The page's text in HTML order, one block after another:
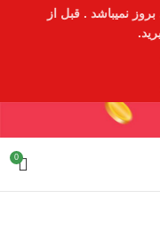
0
نمیباشد . قبل از